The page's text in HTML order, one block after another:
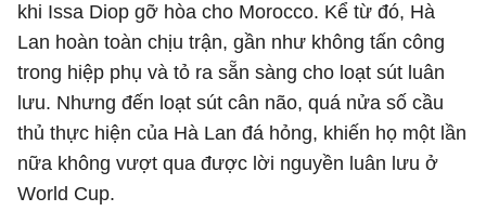
khi Issa Diop gỡ hòa cho Morocco. Kể từ đó, Hà
Lan hoàn toàn chịu trận, gần như không tấn công
trong hiệp phụ và tỏ ra sẵn sàng cho loạt sút luân
lưu. Nhưng đến loạt sút cân não, quá nửa số cầu
thủ thực hiện của Hà Lan đá hỏng, khiến họ một lần
nữa không vượt qua được lời nguyền luân lưu ở
World Cup.